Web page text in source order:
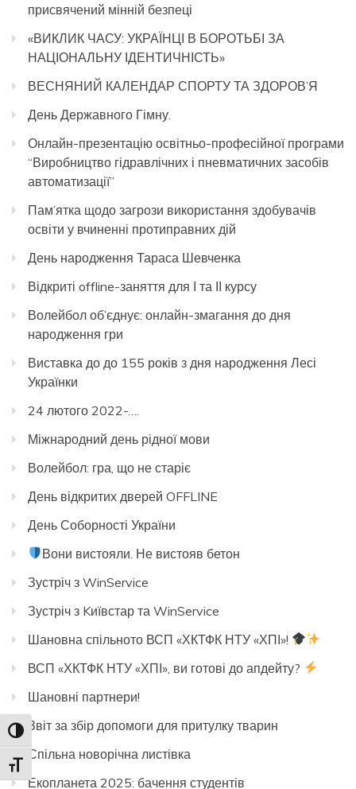
Toggle High Contrast
Toggle Font size
присвячений мінній безпеці
«ВИКЛИК ЧАСУ: УКРАЇНЦІ В БОРОТЬБІ ЗА
НАЦІОНАЛЬНУ ІДЕНТИЧНІСТЬ»
ВЕСНЯНИЙ КАЛЕНДАР СПОРТУ ТА ЗДОРОВ’Я
День Державного Гімну.
Онлайн-презентацію освітньо-професійної програми
“Виробництво гідравлічних і пневматичних засобів
автоматизації”
Пам’ятка щодо загрози використання здобувачів
освіти у вчиненні протиправних дій
День народження Тараса Шевченка
Відкриті offline-заняття для І та ІІ курсу
Волейбол об’єднує: онлайн-змагання до дня
народження гри
Виставка до до 155 років з дня народження Лесі
Українки
24 лютого 2022-….
Міжнародний день рідної мови
Волейбол: гра, що не старіє
День відкритих дверей OFFLINE
День Соборності України
Вони вистояли. Не вистояв бетон
Зустріч з WinService
Зустріч з Kиївстар та WinService
Шановна спільното ВСП «ХКТФК НТУ «ХПІ»!
ВСП «ХКТФК НТУ «ХПІ», ви готові до апдейту?
Шановні партнери!
Звіт за збір допомоги для притулку тварин
Спільна новорічна листівка
Екопланета 2025: бачення студентів